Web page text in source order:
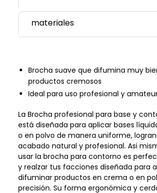
materiales
Brocha suave que difumina muy
productos cremosos
Ideal para uso profesional y
La Brocha profesional para base y
está diseñada para aplicar bases
o en polvo de manera uniforme,
acabado natural y profesional. Asi
usar la brocha para contorno es
y realzar tus facciones diseñada para
difuminar productos en crema o en
precisión. Su forma ergonómica y